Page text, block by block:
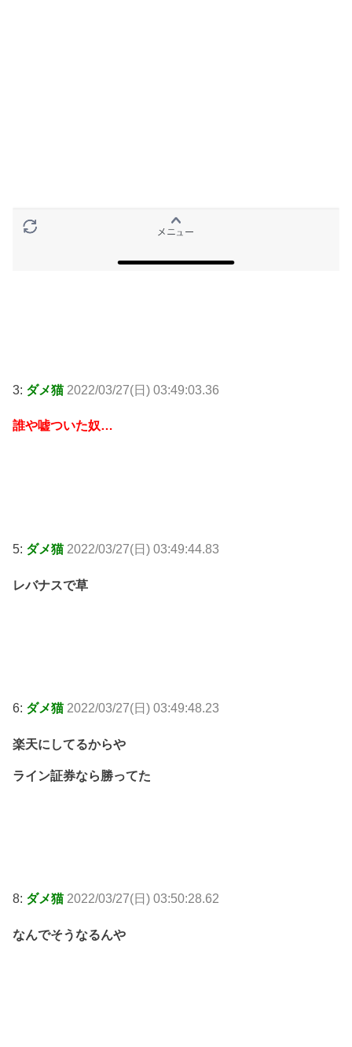
3: ダメ猫 2022/03/27(日) 03:49:03.36
誰や嘘ついた奴…
5: ダメ猫 2022/03/27(日) 03:49:44.83
レバナスで草
6: ダメ猫 2022/03/27(日) 03:49:48.23
楽天にしてるからや
ライン証券なら勝ってた
8: ダメ猫 2022/03/27(日) 03:50:28.62
なんでそうなるんや